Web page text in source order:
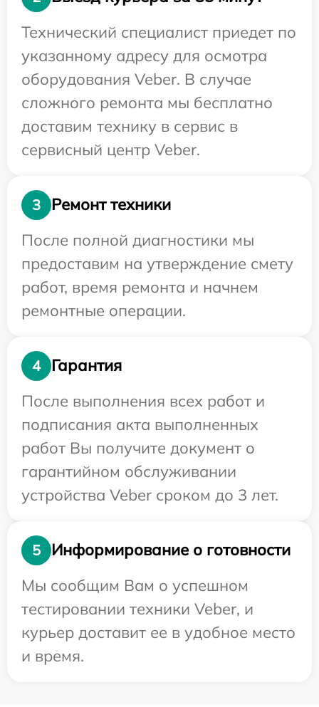
Технический специалист приедет по
указанному адресу для осмотра
оборудования Veber. В случае
сложного ремонта мы бесплатно
доставим технику в сервис в
сервисный центр Veber.
3
Ремонт техники
После полной диагностики мы
предоставим на утверждение смету
работ, время ремонта и начнем
ремонтные операции.
4
Гарантия
После выполнения всех работ и
подписания акта выполненных
работ Вы получите документ о
гарантийном обслуживании
устройства Veber сроком до 3 лет.
5
Информирование о готовности
Мы сообщим Вам о успешном
тестировании техники Veber, и
курьер доставит ее в удобное место
и время.